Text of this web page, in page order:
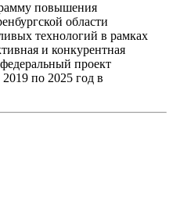
повышения
области
технологий в рамках
и конкурентная
проект
по 2025 год в